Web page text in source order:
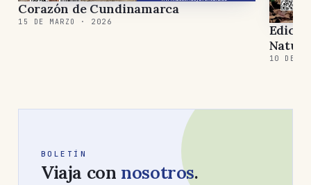
Corazón de Cundinamarca
15 DE MARZO · 2026
10 DE
BOLETÍN
Viaja con nosotros.